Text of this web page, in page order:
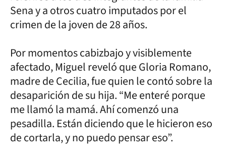
Sena y a otros cuatro imputados por el
crimen de la joven de 28 años.
Por momentos cabizbajo y visiblemente
afectado, Miguel reveló que Gloria Romano,
madre de Cecilia, fue quien le contó sobre la
desaparición de su hija. “Me enteré porque
me llamó la mamá. Ahí comenzó una
pesadilla. Están diciendo que le hicieron eso
de cortarla, y no puedo pensar eso”.